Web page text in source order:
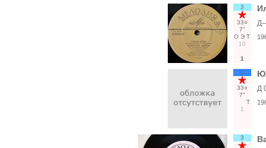
3
33○
7"
О Э Т
10
1
1
33○
7"
Т
1
Д
3